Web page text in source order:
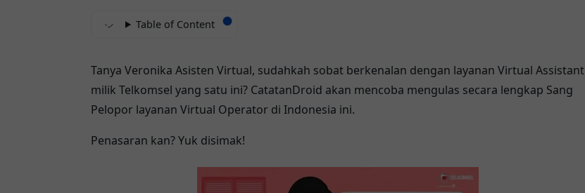
Table of Content
Tanya Veronika Asisten Virtual, sudahkah sobat berkenalan dengan layanan Virtual Assistant
milik Telkomsel yang satu ini? CatatanDroid akan mencoba mengulas secara lengkap Sang
Pelopor layanan Virtual Operator di Indonesia ini.
Penasaran kan? Yuk disimak!